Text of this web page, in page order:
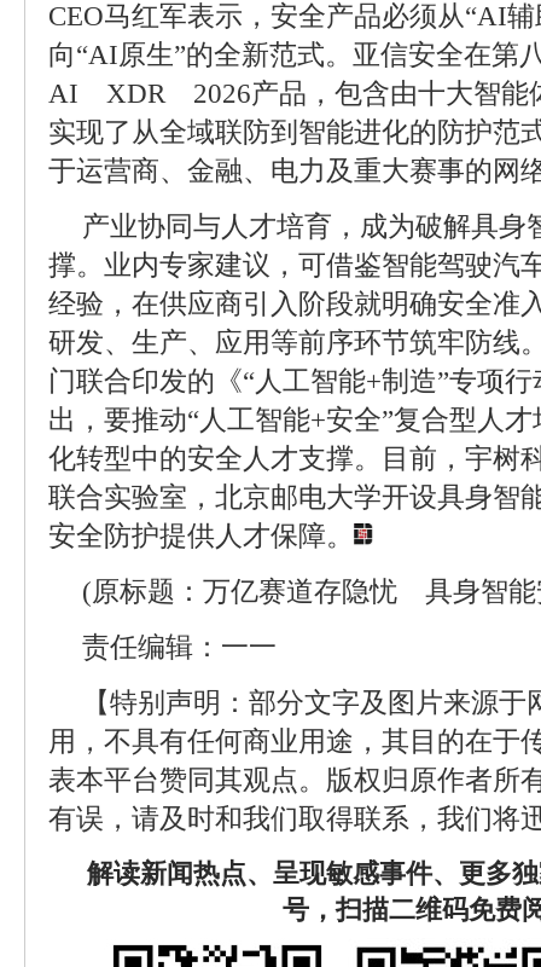
CEO马红军表示，安全产品必须从“AI
向“AI原生”的全新范式。亚信安全在第
AI XDR 2026产品，包含由十大智能
实现了从全域联防到智能进化的防护范
于运营商、金融、电力及重大赛事的网
产业协同与人才培育，成为破解具身
撑。业内专家建议，可借鉴智能驾驶汽
经验，在供应商引入阶段就明确安全准
研发、生产、应用等前序环节筑牢防线
门联合印发的《“人工智能+制造”专项
出，要推动“人工智能+安全”复合型人
化转型中的安全人才支撑。目前，宇树
联合实验室，北京邮电大学开设具身智
安全防护提供人才保障。
(原标题：万亿赛道存隐忧 具身智能
责任编辑：一一
【特别声明：部分文字及图片来源
用，不具有任何商业用途，其目的在于
表本平台赞同其观点。版权归原作者所
有误，请及时和我们取得联系，我们将
解读新闻热点、呈现敏感事件、更多
号，扫描二维码免费